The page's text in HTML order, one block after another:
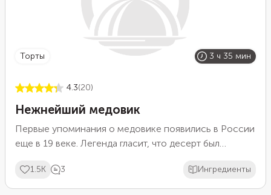
торты 3 ч 35 мин
4.3(20)
Нежнейший медовик
Первые упоминания о медовике появились в России
еще в 19 веке. Легенда гласит, что десерт был
Елизаветы, которая в свою очередь терпеть не могла
мед. Однако, юного кулинара об этом никто не
1.5K 3 Ингредиенты